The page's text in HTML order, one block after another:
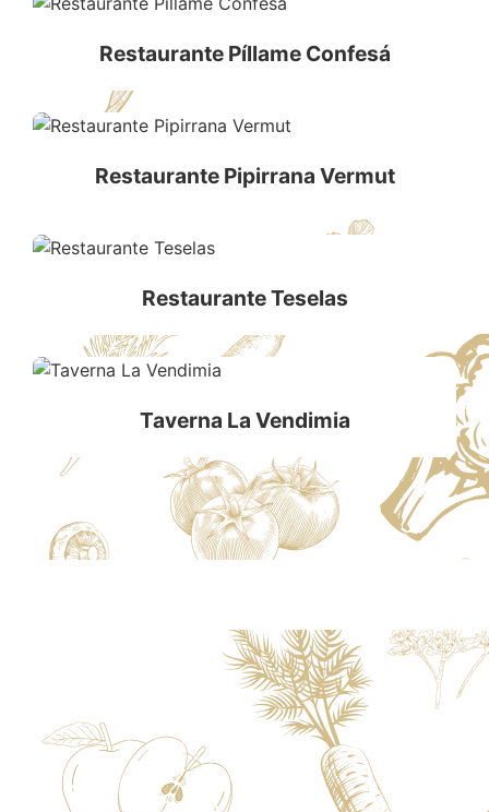
Restaurante Píllame Confesá
Restaurante Pipirrana Vermut
Restaurante Teselas
Taverna La Vendimia